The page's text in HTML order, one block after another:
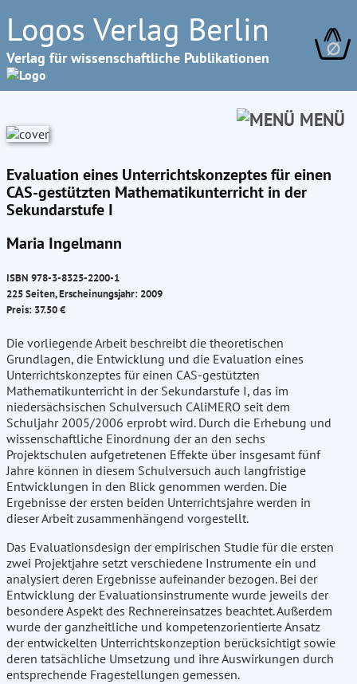
Logos Verlag Berlin
Verlag für wissenschaftliche Publikationen ∅
MENÜ
Evaluation eines Unterrichtskonzeptes für einen
CAS-gestützten Mathematikunterricht in der
Sekundarstufe I
Maria Ingelmann
ISBN 978-3-8325-2200-1
225 Seiten, Erscheinungsjahr: 2009
Preis: 37.50 €
Die vorliegende Arbeit beschreibt die theoretischen
Grundlagen, die Entwicklung und die Evaluation eines
Unterrichtskonzeptes für einen CAS-gestützten
Mathematikunterricht in der Sekundarstufe I, das im
niedersächsischen Schulversuch CAliMERO seit dem
Schuljahr 2005/2006 erprobt wird. Durch die Erhebung und
wissenschaftliche Einordnung der an den sechs
Projektschulen aufgetretenen Effekte über insgesamt fünf
Jahre können in diesem Schulversuch auch langfristige
Entwicklungen in den Blick genommen werden. Die
Ergebnisse der ersten beiden Unterrichtsjahre werden in
dieser Arbeit zusammenhängend vorgestellt.
Das Evaluationsdesign der empirischen Studie für die ersten
zwei Projektjahre setzt verschiedene Instrumente ein und
analysiert deren Ergebnisse aufeinander bezogen. Bei der
Entwicklung der Evaluationsinstrumente wurde jeweils der
besondere Aspekt des Rechnereinsatzes beachtet. Außerdem
wurde der ganzheitliche und kompetenzorientierte Ansatz
der entwickelten Unterrichtskonzeption berücksichtigt sowie
deren tatsächliche Umsetzung und ihre Auswirkungen durch
entsprechende Fragestellungen gemessen.